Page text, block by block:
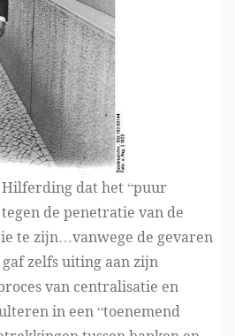
dat het “puur
de penetratie van de
te zijn…vanwege de gevaren
zelfs uiting aan zijn
van centralisatie en
in een “toenemend